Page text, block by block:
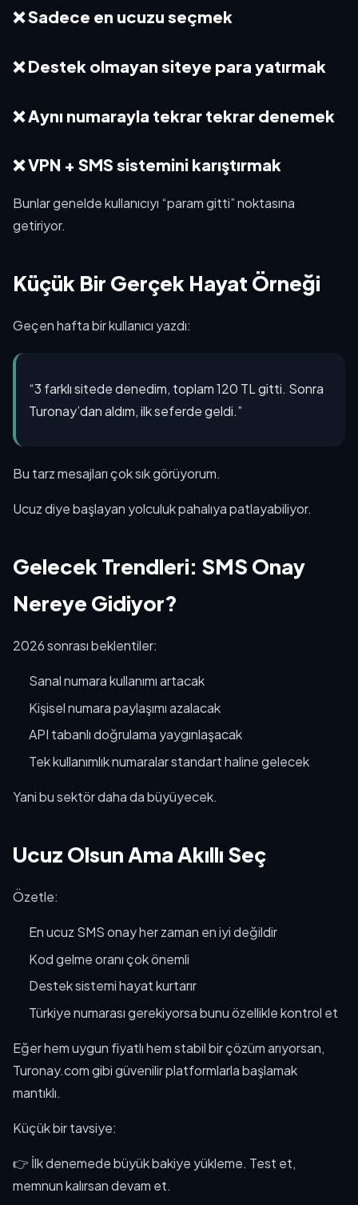
❌ Sadece en ucuzu seçmek
❌ Destek olmayan siteye para yatırmak
❌ Aynı numarayla tekrar tekrar denemek
❌ VPN + SMS sistemini karıştırmak
Bunlar genelde kullanıcıyı “param gitti” noktasına
getiriyor.
Küçük Bir Gerçek Hayat Örneği
Geçen hafta bir kullanıcı yazdı:
“3 farklı sitede denedim, toplam 120 TL gitti. Sonra
Turonay’dan aldım, ilk seferde geldi.”
Bu tarz mesajları çok sık görüyorum.
Ucuz diye başlayan yolculuk pahalıya patlayabiliyor.
Gelecek Trendleri: SMS Onay
Nereye Gidiyor?
2026 sonrası beklentiler:
Sanal numara kullanımı artacak
Kişisel numara paylaşımı azalacak
API tabanlı doğrulama yaygınlaşacak
Tek kullanımlık numaralar standart haline gelecek
Yani bu sektör daha da büyüyecek.
Ucuz Olsun Ama Akıllı Seç
Özetle:
En ucuz SMS onay her zaman en iyi değildir
Kod gelme oranı çok önemli
Destek sistemi hayat kurtarır
Türkiye numarası gerekiyorsa bunu özellikle kontrol et
Eğer hem uygun fiyatlı hem stabil bir çözüm arıyorsan,
Turonay.com gibi güvenilir platformlarla başlamak
mantıklı.
Küçük bir tavsiye:
👉 İlk denemede büyük bakiye yükleme. Test et,
memnun kalırsan devam et.